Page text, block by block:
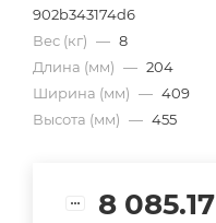
902b343174d6
Вес (кг) — 8
Длина (мм) — 204
Ширина (мм) — 409
Высота (мм) — 455
8 085.17